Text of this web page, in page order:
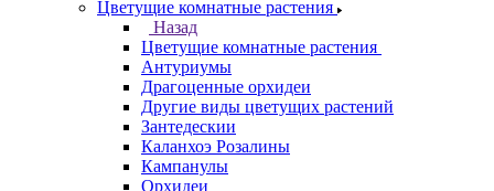
Цветущие комнатные растения
Назад
Цветущие комнатные растения
Антуриумы
Драгоценные орхидеи
Другие виды цветущих растений
Зантедескии
Каланхоэ Розалины
Кампанулы
Орхидеи